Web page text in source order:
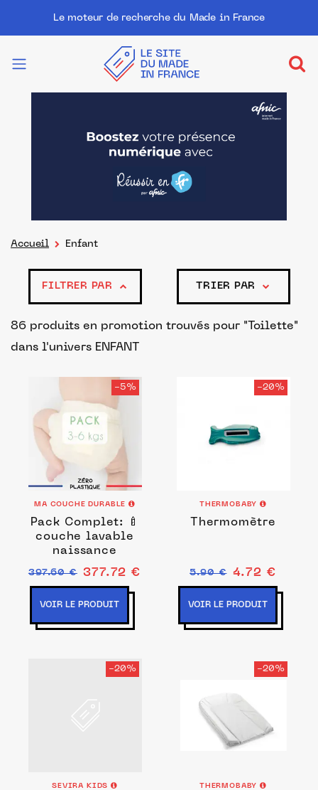
Le moteur de recherche du Made in France
Accueil Enfant
FILTRER PAR TRIER PAR
86 produits en promotion trouvés pour "Toilette"
dans l'univers ENFANT
-5%
MA COUCHE DURABLE
Pack Complet: 🍼
couche lavable
naissance
397.60 € 377.72 €
VOIR LE PRODUIT
-20%
THERMOBABY
Thermomètre
5.90 € 4.72 €
VOIR LE PRODUIT
-20%
SEVIRA KIDS
-20%
THERMOBABY